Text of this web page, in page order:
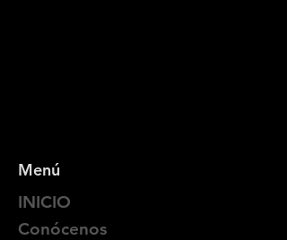
Menú
INICIO
Conócenos